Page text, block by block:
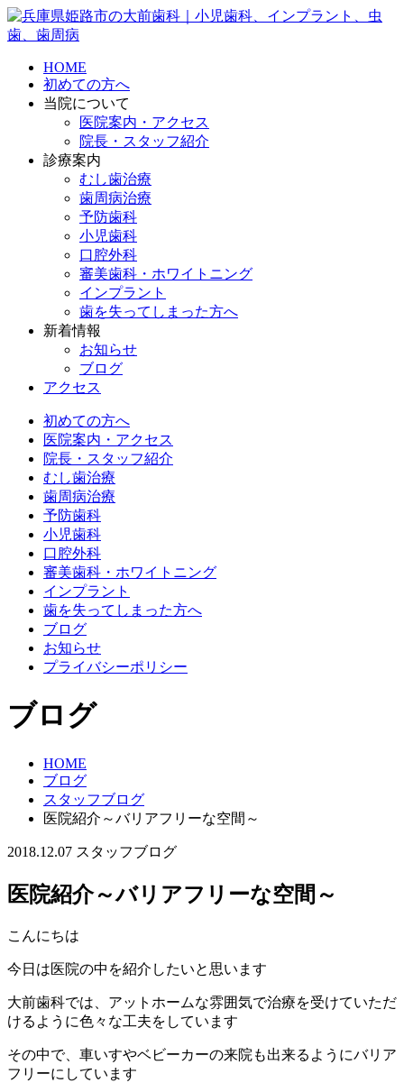
HOME
初めての方へ
当院について
医院案内・アクセス
院長・スタッフ紹介
診療案内
むし歯治療
歯周病治療
予防歯科
小児歯科
口腔外科
審美歯科・ホワイトニング
インプラント
歯を失ってしまった方へ
新着情報
お知らせ
ブログ
アクセス
初めての方へ
医院案内・アクセス
院長・スタッフ紹介
むし歯治療
歯周病治療
予防歯科
小児歯科
口腔外科
審美歯科・ホワイトニング
インプラント
歯を失ってしまった方へ
ブログ
お知らせ
プライバシーポリシー
ブログ
HOME
ブログ
スタッフブログ
医院紹介～バリアフリーな空間～
2018.12.07 スタッフブログ
医院紹介～バリアフリーな空間～
こんにちは
今日は医院の中を紹介したいと思います
大前歯科では、アットホームな雰囲気で治療を受けていただ
けるように色々な工夫をしています
その中で、車いすやベビーカーの来院も出来るようにバリア
フリーにしています